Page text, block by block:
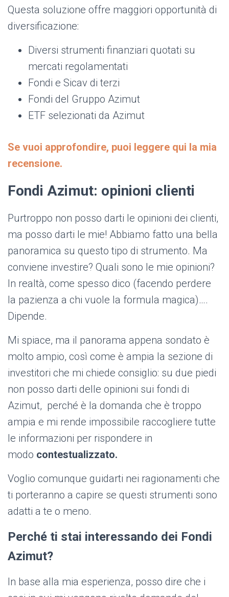
Questa soluzione offre maggiori opportunità di
diversificazione:
Diversi strumenti finanziari quotati su
mercati regolamentati
Fondi e Sicav di terzi
Fondi del Gruppo Azimut
ETF selezionati da Azimut
Se vuoi approfondire, puoi leggere qui la mia
recensione.
Fondi Azimut: opinioni clienti
Purtroppo non posso darti le opinioni dei clienti,
ma posso darti le mie! Abbiamo fatto una bella
panoramica su questo tipo di strumento. Ma
conviene investire? Quali sono le mie opinioni?
In realtà, come spesso dico (facendo perdere
la pazienza a chi vuole la formula magica)….
Dipende.
Mi spiace, ma il panorama appena sondato è
molto ampio, così come è ampia la sezione di
investitori che mi chiede consiglio: su due piedi
non posso darti delle opinioni sui fondi di
Azimut, perché è la domanda che è troppo
ampia e mi rende impossibile raccogliere tutte
le informazioni per rispondere in
modo contestualizzato.
Voglio comunque guidarti nei ragionamenti che
ti porteranno a capire se questi strumenti sono
adatti a te o meno.
Perché ti stai interessando dei Fondi
Azimut?
In base alla mia esperienza, posso dire che i